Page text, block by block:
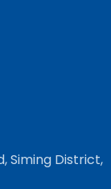
Siming District,